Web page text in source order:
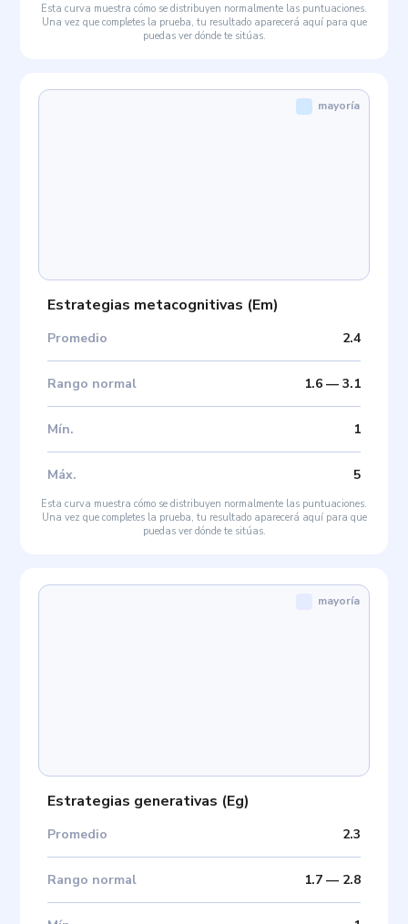
Esta curva muestra cómo se distribuyen normalmente las puntuaciones.
Una vez que completes la prueba, tu resultado aparecerá aquí para que
puedas ver dónde te sitúas.
Estrategias metacognitivas (Em)
Promedio 2.4
Rango normal 1.6— 3.1
Mín. 1
Máx. 5
mayoría
Esta curva muestra cómo se distribuyen normalmente las puntuaciones.
Una vez que completes la prueba, tu resultado aparecerá aquí para que
puedas ver dónde te sitúas.
Estrategias generativas (Eg)
Promedio 2.3
Rango normal 1.7— 2.8
mayoría